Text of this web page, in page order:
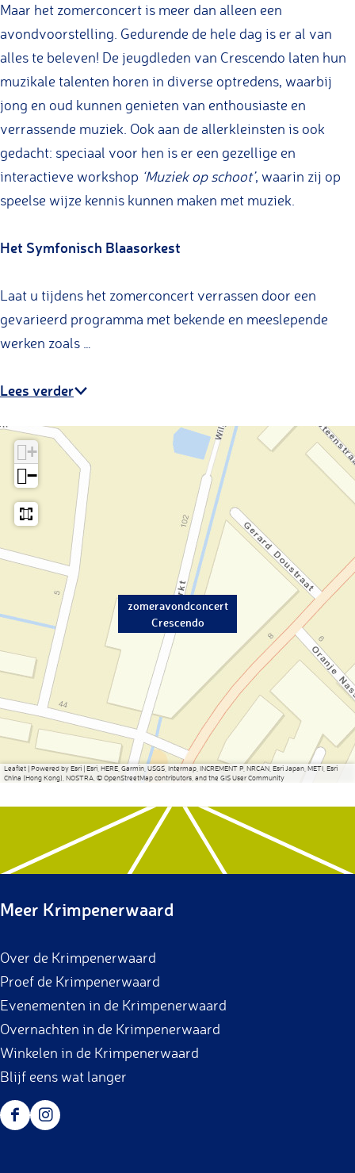
e
r
t
C
r
e
s
c
e
d
n
c
e
r
t
C
r
e
s
e
d
o
Maar het zomerconcert is meer dan alleen een
avondvoorstelling. Gedurende de hele dag is er al van
alles te beleven! De jeugdleden van Crescendo laten hun
muzikale talenten horen in diverse optredens, waarbij
jong en oud kunnen genieten van enthousiaste en
verrassende muziek. Ook aan de allerkleinsten is ook
gedacht: speciaal voor hen is er een gezellige en
interactieve workshop ‘Muziek op schoot’, waarin zij op
speelse wijze kennis kunnen maken met muziek.
Het Symfonisch Blaasorkest
Laat u tijdens het zomerconcert verrassen door een
gevarieerd programma met bekende en meeslepende
werken zoals …
Lees verder
zomeravondconcert
Crescendo
+
−
Leaflet |Powered by Esri | Esri, HERE, Garmin, USGS, Intermap, INCREMENT P, NRCAN, Esri Japan, METI, Esri
China (Hong Kong), NOSTRA, © OpenStreetMap contributors, and the GIS User Community
Meer Krimpenerwaard
Over de Krimpenerwaard
Proef de Krimpenerwaard
Evenementen in de Krimpenerwaard
Overnachten in de Krimpenerwaard
Winkelen in de Krimpenerwaard
Blijf eens wat langer
F
I